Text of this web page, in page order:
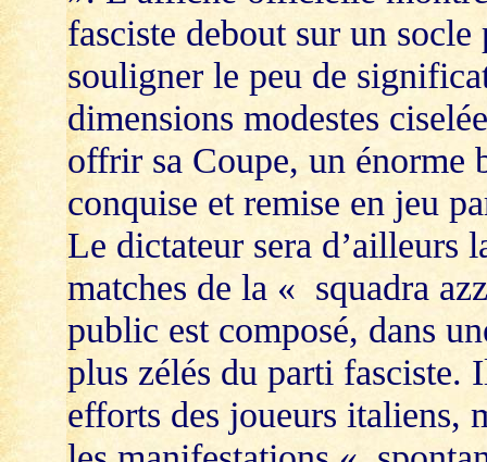
fasciste debout sur un
souligner le peu de
dimensions modestes
offrir sa Coupe, un énorme
conquise et remise en jeu
Le dictateur sera d’ailleurs
matches de la « squadra
public est composé, dans
plus zélés du parti fasciste.
efforts des joueurs italiens,